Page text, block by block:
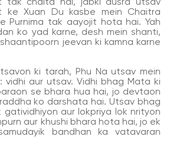
tak chalta hai, jabki dusra utsav
ke Xuan Du kasbe mein Chaitra
Purnima tak aayojit hota hai. Yah
ko yad karne, desh mein shanti,
jeevan ki kamna karne
ki tarah, Phu Na utsav mein
aur utsav. Vidhi bhag Mata ki
se bhara hua hai, jo devtaon
ko darshata hai. Utsav bhag
gatividhiyon aur lokpriya lok nrityon
aur khushi bhara hota hai, jo ek
bandhan ka vatavaran